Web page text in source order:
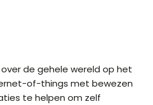
de gehele wereld op het
of-things met bewezen
te helpen om zelf